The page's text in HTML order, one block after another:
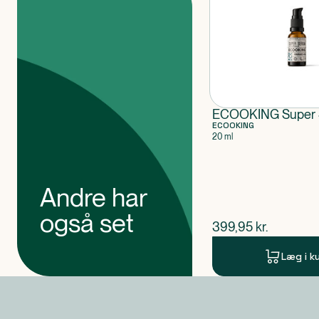
Andre har
også set
ECOOKING Super
ECOOKING
20 ml
$nuværende pris
399,95 kr.
Læg i